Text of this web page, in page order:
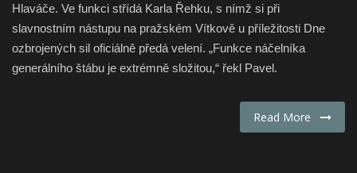
Language
English Czech
Hlaváče. Ve funkci střídá Karla Řehku, s nímž si při
slavnostním nástupu na pražském Vítkově u příležitosti Dne
ozbrojených sil oficiálně předá velení. „Funkce náčelníka
generálního štábu je extrémně složitou,“ řekl Pavel.
Read More